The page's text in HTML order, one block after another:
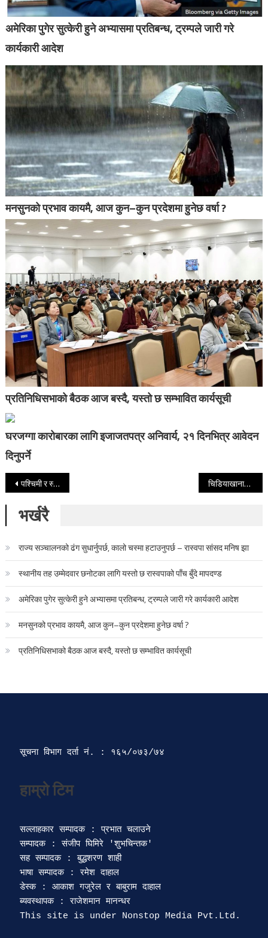
अमेरिका पुगेर सुत्केरी हुने अभ्यासमा प्रतिबन्ध, ट्रम्पले जारी गरे
कार्यकारी आदेश
मनसुनको प्रभाव कायमै, आज कुन–कुन प्रदेशमा हुनेछ वर्षा ?
प्रतिनिधिसभाको बैठक आज बस्दै, यस्तो छ सम्भावित कार्यसूची
घरजग्गा कारोबारका लागि इजाजतपत्र अनिवार्य, २१ दिनभित्र आवेदन
दिनुपर्ने
Post navigation
पश्चिमी र स्थानीय वायुको दोहोरो प्रभावले यस्तो रहनेछ आजको मौसम चिडियाखानाभित्र डुबेको अवस्थामा पुरूष फेला, अस्पताल पुर्याउदा मृत घोषणा
भर्खरै
राज्य सञ्चालनको ढंग सुधार्नुपर्छ, कालो चस्मा हटाउनुपर्छ – रास्वपा सांसद मनिष झा
स्थानीय तह उम्मेदवार छनोटका लागि यस्तो छ रास्वपाको पाँच बुँदे मापदण्ड
अमेरिका पुगेर सुत्केरी हुने अभ्यासमा प्रतिबन्ध, ट्रम्पले जारी गरे कार्यकारी आदेश
मनसुनको प्रभाव कायमै, आज कुन–कुन प्रदेशमा हुनेछ वर्षा ?
प्रतिनिधिसभाको बैठक आज बस्दै, यस्तो छ सम्भावित कार्यसूची
सूचना विभाग दर्ता‍ नं. : १६५/०७३/७४
हाम्रो टिम
सल्लाहकार सम्पादक : प्रभात चलाउने
सम्पादक : संजीप घिमिरे 'शुभचिन्तक'
सह सम्पादक : बुद्धशरण शाही
भाषा सम्पादक : रमेश दाहाल
डेस्क : आकाश गजुरेल र बाबुराम दाहाल
ब्यवस्थापक : राजेशमान मानन्धर